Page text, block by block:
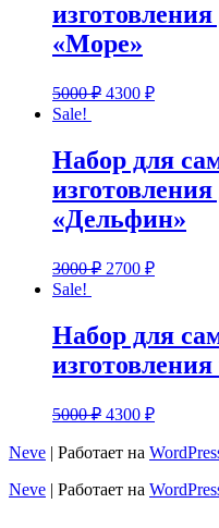
«Море»
5000₽ 4300 ₽
Sale!
Набор для
«Дельфин»
3000₽ 2700 ₽
Sale!
Набор для
5000₽ 4300 ₽
Neve | Работает на
Neve | Работает на